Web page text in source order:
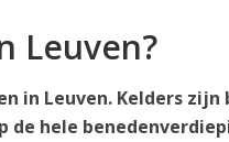
Leuven?
in Leuven. Kelders
hele